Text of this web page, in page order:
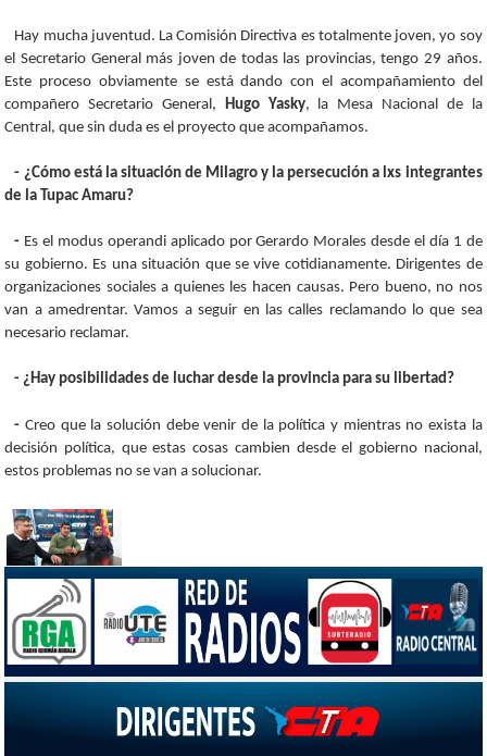
Hay mucha juventud. La Comisión Directiva es totalmente joven, yo soy
el Secretario General más joven de todas las provincias, tengo 29 años.
Este proceso obviamente se está dando con el acompañamiento del
compañero Secretario General, Hugo Yasky, la Mesa Nacional de la
Central, que sin duda es el proyecto que acompañamos.
- ¿Cómo está la situación de Milagro y la persecución a lxs integrantes
de la Tupac Amaru?
- Es el modus operandi aplicado por Gerardo Morales desde el día 1 de
su gobierno. Es una situación que se vive cotidianamente. Dirigentes de
organizaciones sociales a quienes les hacen causas. Pero bueno, no nos
van a amedrentar. Vamos a seguir en las calles reclamando lo que sea
necesario reclamar.
- ¿Hay posibilidades de luchar desde la provincia para su libertad?
- Creo que la solución debe venir de la política y mientras no exista la
decisión política, que estas cosas cambien desde el gobierno nacional,
estos problemas no se van a solucionar.